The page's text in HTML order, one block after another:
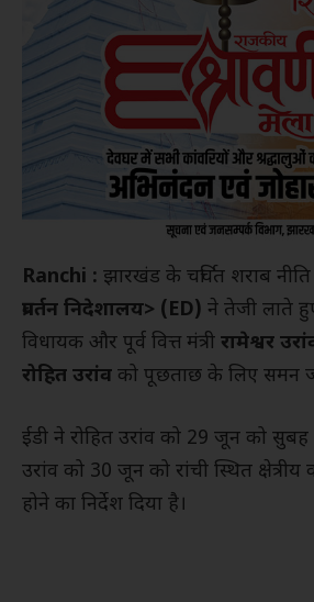
Ranchi : झारखंड के चर्चित शराब
प्रवर्तन निदेशालय> (ED) ने तेजी लाते
विधायक और पूर्व वित्त मंत्री रामेश्वर
रोहित उरांव को पूछताछ के लिए समन
ईडी ने रोहित उरांव को 29 जून को
उरांव को 30 जून को रांची स्थित क्षेत्रीय
होने का निर्देश दिया है।